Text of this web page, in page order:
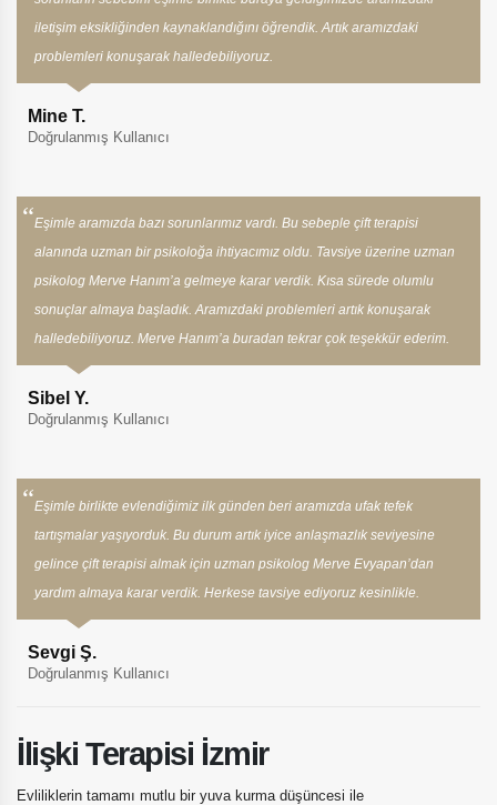
iletişim eksikliğinden kaynaklandığını öğrendik. Artık aramızdaki
problemleri konuşarak halledebiliyoruz.
Mine T.
Doğrulanmış Kullanıcı
Eşimle aramızda bazı sorunlarımız vardı. Bu sebeple çift terapisi
alanında uzman bir psikoloğa ihtiyacımız oldu. Tavsiye üzerine uzman
psikolog Merve Hanım’a gelmeye karar verdik. Kısa sürede olumlu
sonuçlar almaya başladık. Aramızdaki problemleri artık konuşarak
halledebiliyoruz. Merve Hanım’a buradan tekrar çok teşekkür ederim.
Sibel Y.
Doğrulanmış Kullanıcı
Eşimle birlikte evlendiğimiz ilk günden beri aramızda ufak tefek
tartışmalar yaşıyorduk. Bu durum artık iyice anlaşmazlık seviyesine
gelince çift terapisi almak için uzman psikolog Merve Evyapan’dan
yardım almaya karar verdik. Herkese tavsiye ediyoruz kesinlikle.
Sevgi Ş.
Doğrulanmış Kullanıcı
İlişki Terapisi İzmir
Evliliklerin tamamı mutlu bir yuva kurma düşüncesi ile